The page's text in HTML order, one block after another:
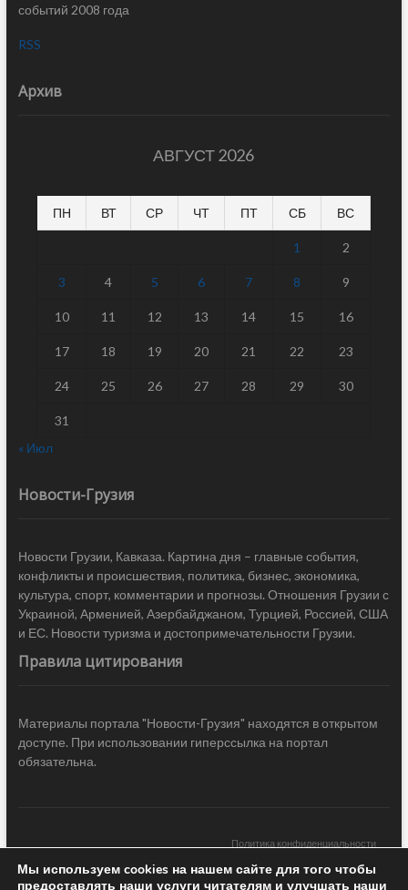
событий 2008 года
RSS
Архив
АВГУСТ 2026
ПН ВТ СР ЧТ ПТ СБ ВС
1 2
3 4 5 6 7 8 9
10 11 12 13 14 15 16
17 18 19 20 21 22 23
24 25 26 27 28 29 30
31
« Июл
Новости-Грузия
Новости Грузии, Кавказа. Картина дня – главные события,
конфликты и происшествия, политика, бизнес, экономика,
культура, спорт, комментарии и прогнозы. Отношения Грузии с
Украиной, Арменией, Азербайджаном, Турцией, Россией, США
и ЕС. Новости туризма и достопримечательности Грузии.
Правила цитирования
Материалы портала "Новости-Грузия" находятся в открытом
доступе. При использовании гиперссылка на портал
обязательна.
Политика конфиденциальности
Новости Грузии | Black Sea Press LTD © 2020 All Rights Reserved /
Мы используем cookies на нашем сайте для того чтобы
предоставлять наши услуги читателям и улучшать наши